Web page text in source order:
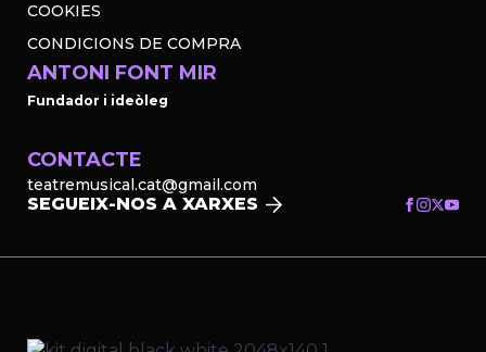
COOKIES
CONDICIONS DE COMPRA
ANTONI FONT MIR
Fundador i ideòleg
CONTACTE
teatremusical.cat@gmail.com
SEGUEIX-NOS A XARXES